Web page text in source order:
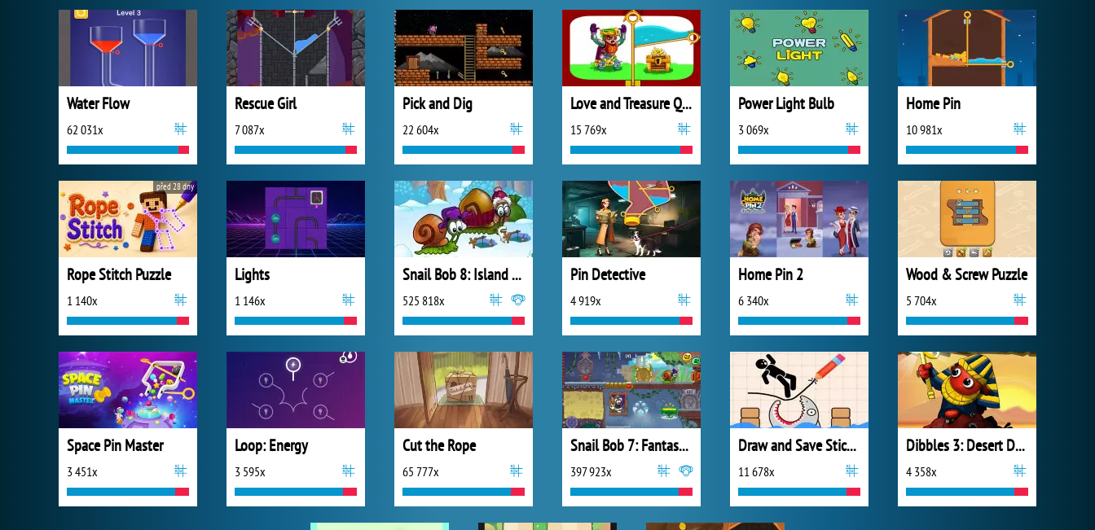
Water Flow
62 031x
Rescue Girl
7 087x
Pick and Dig
22 604x
Love and Treasure Quest
15 769x
Power Light Bulb
3 069x
Home Pin
10 981x
Rope Stitch Puzzle
1 140x
před 28 dny
Lights
1 146x
Snail Bob 8: Island Story
525 818x
Pin Detective
4 919x
Home Pin 2
6 340x
Wood & Screw Puzzle
5 704x
Space Pin Master
3 451x
Loop: Energy
3 595x
Cut the Rope
65 777x
Snail Bob 7: Fantasy Story
397 923x
Draw and Save Stickman
11 678x
Dibbles 3: Desert Despair
4 358x